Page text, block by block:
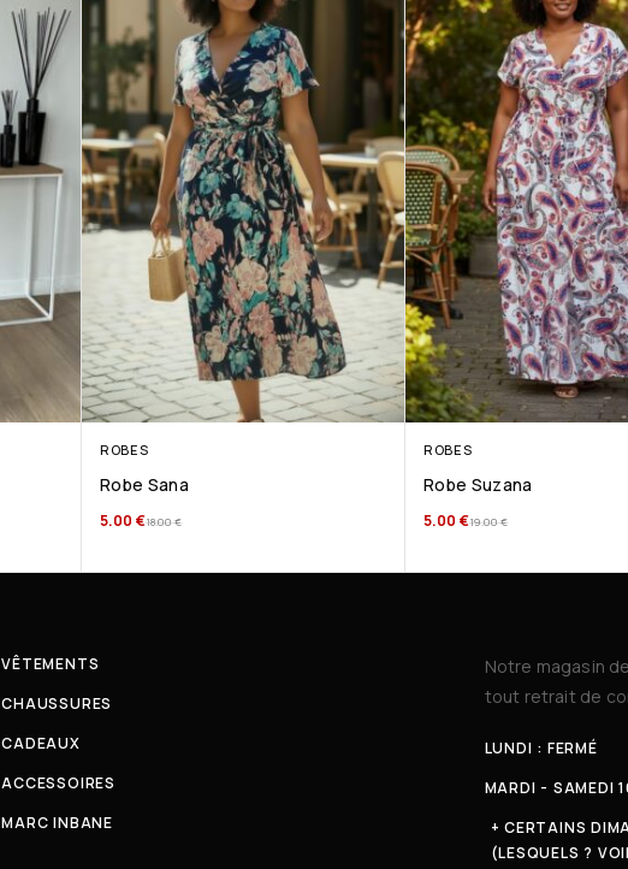
ROBES
Robe Sana
18.00€
5.00 €
ROBES
Robe Suzana
19.00€
5.00 €
VÊTEMENTS
CHAUSSURES
CADEAUX
ACCESSOIRES
MARC INBANE
Notre magasin
tout retrait de
LUNDI : FERMÉ
MARDI - SAMEDI
+ CERTAINS
(LESQUELS ?